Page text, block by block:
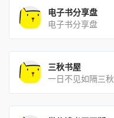
电子书分享盘
电子书分享盘
三秋书屋
一日不见如隔三秋